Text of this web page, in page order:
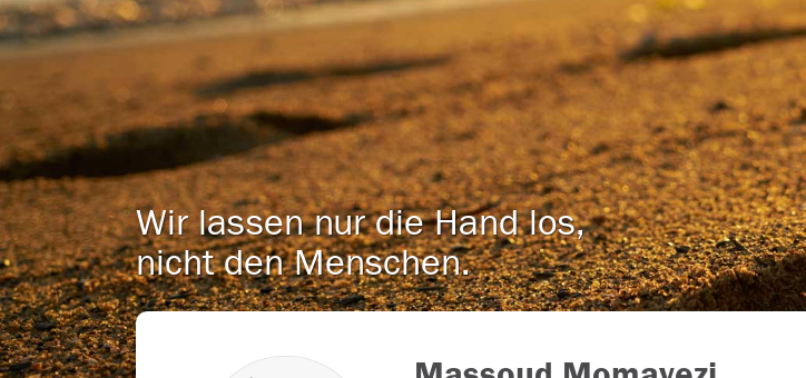
Wir lassen nur die Hand los,
nicht den Menschen.